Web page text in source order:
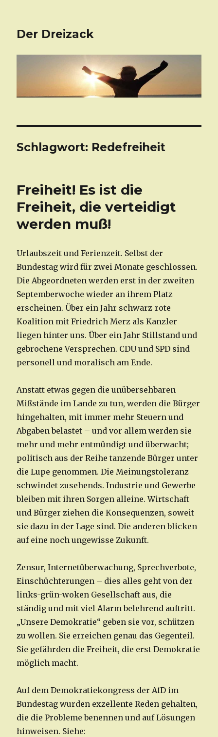
Der Dreizack
Schlagwort: Redefreiheit
Freiheit! Es ist die
Freiheit, die verteidigt
werden muß!
Urlaubszeit und Ferienzeit. Selbst der
Bundestag wird für zwei Monate geschlossen.
Die Abgeordneten werden erst in der zweiten
Septemberwoche wieder an ihrem Platz
erscheinen. Über ein Jahr schwarz-rote
Koalition mit Friedrich Merz als Kanzler
liegen hinter uns. Über ein Jahr Stillstand und
gebrochene Versprechen. CDU und SPD sind
personell und moralisch am Ende.
Anstatt etwas gegen die unübersehbaren
Mißstände im Lande zu tun, werden die Bürger
hingehalten, mit immer mehr Steuern und
Abgaben belastet – und vor allem werden sie
mehr und mehr entmündigt und überwacht;
politisch aus der Reihe tanzende Bürger unter
die Lupe genommen. Die Meinungstoleranz
schwindet zusehends. Industrie und Gewerbe
bleiben mit ihren Sorgen alleine. Wirtschaft
und Bürger ziehen die Konsequenzen, soweit
sie dazu in der Lage sind. Die anderen blicken
auf eine noch ungewisse Zukunft.
Zensur, Internetüberwachung, Sprechverbote,
Einschüchterungen – dies alles geht von der
links-grün-woken Gesellschaft aus, die
ständig und mit viel Alarm belehrend auftritt.
„Unsere Demokratie“ geben sie vor, schützen
zu wollen. Sie erreichen genau das Gegenteil.
Sie gefährden die Freiheit, die erst Demokratie
möglich macht.
Auf dem Demokratiekongress der AfD im
Bundestag wurden exzellente Reden gehalten,
die die Probleme benennen und auf Lösungen
hinweisen. Siehe: